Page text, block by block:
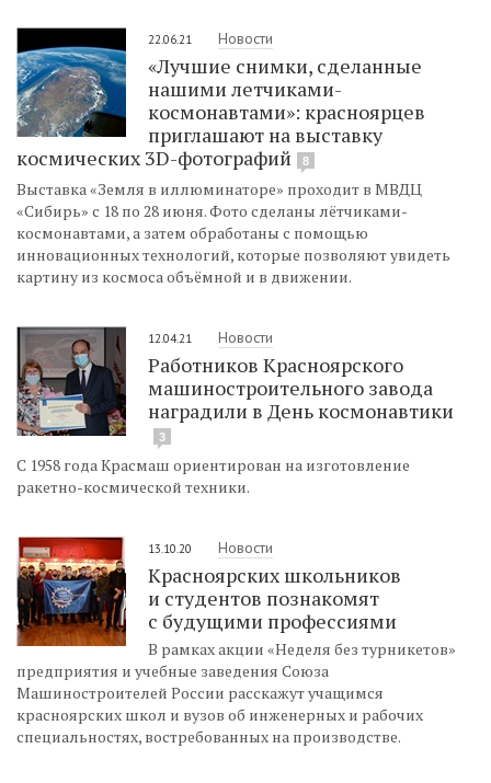
22.06.21 Новости
«Лучшие снимки, сделанные
нашими летчиками-
космонавтами»: красноярцев
приглашают на выставку
космических 3D-фотографий
8
Выставка «Земля в иллюминаторе» проходит в МВДЦ
«Сибирь» с 18 по 28 июня. Фото сделаны лётчиками-
космонавтами, а затем обработаны с помощью
инновационных технологий, которые позволяют увидеть
картину из космоса объёмной и в движении.
12.04.21 Новости
Работников Красноярского
машиностроительного завода
наградили в День космонавтики
3
С 1958 года Красмаш ориентирован на изготовление
ракетно-космической техники.
13.10.20 Новости
Красноярских школьников
и студентов познакомят
с будущими профессиями
В рамках акции «Неделя без турникетов»
предприятия и учебные заведения Союза
Машиностроителей России расскажут учащимся
красноярских школ и вузов об инженерных и рабочих
специальностях, востребованных на производстве.